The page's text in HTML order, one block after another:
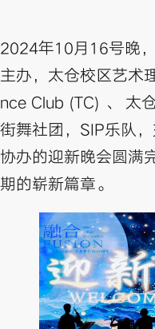
2024年10月16号晚
主办，太仓校区艺术
nce Club (TC) 、 太
街舞社团，SIP乐队
协办的迎新晚会圆满
期的崭新篇章。